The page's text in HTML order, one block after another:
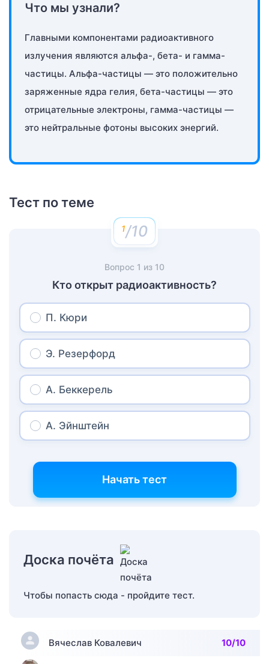
Что мы узнали?
Главными компонентами радиоактивного
излучения являются альфа-, бета- и гамма-
частицы. Альфа-частицы — это положительно
заряженные ядра гелия, бета-частицы — это
отрицательные электроны, гамма-частицы —
это нейтральные фотоны высоких энергий.
Тест по теме
/10
Вопрос 1 из 10
Кто открыт радиоактивность?
П. Кюри
Э. Резерфорд
А. Беккерель
А. Эйнштейн
Начать тест
Доска почёта
Чтобы попасть сюда - пройдите тест.
Вячеслав Ковалевич 10/10